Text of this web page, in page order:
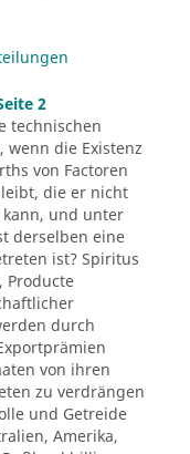
2
technischen
wenn die Existenz
von Factoren
die er nicht
und unter
derselben eine
ist? Spiritus
Producte
durch
von ihren
zu verdrängen
und Getreide
Amerika,